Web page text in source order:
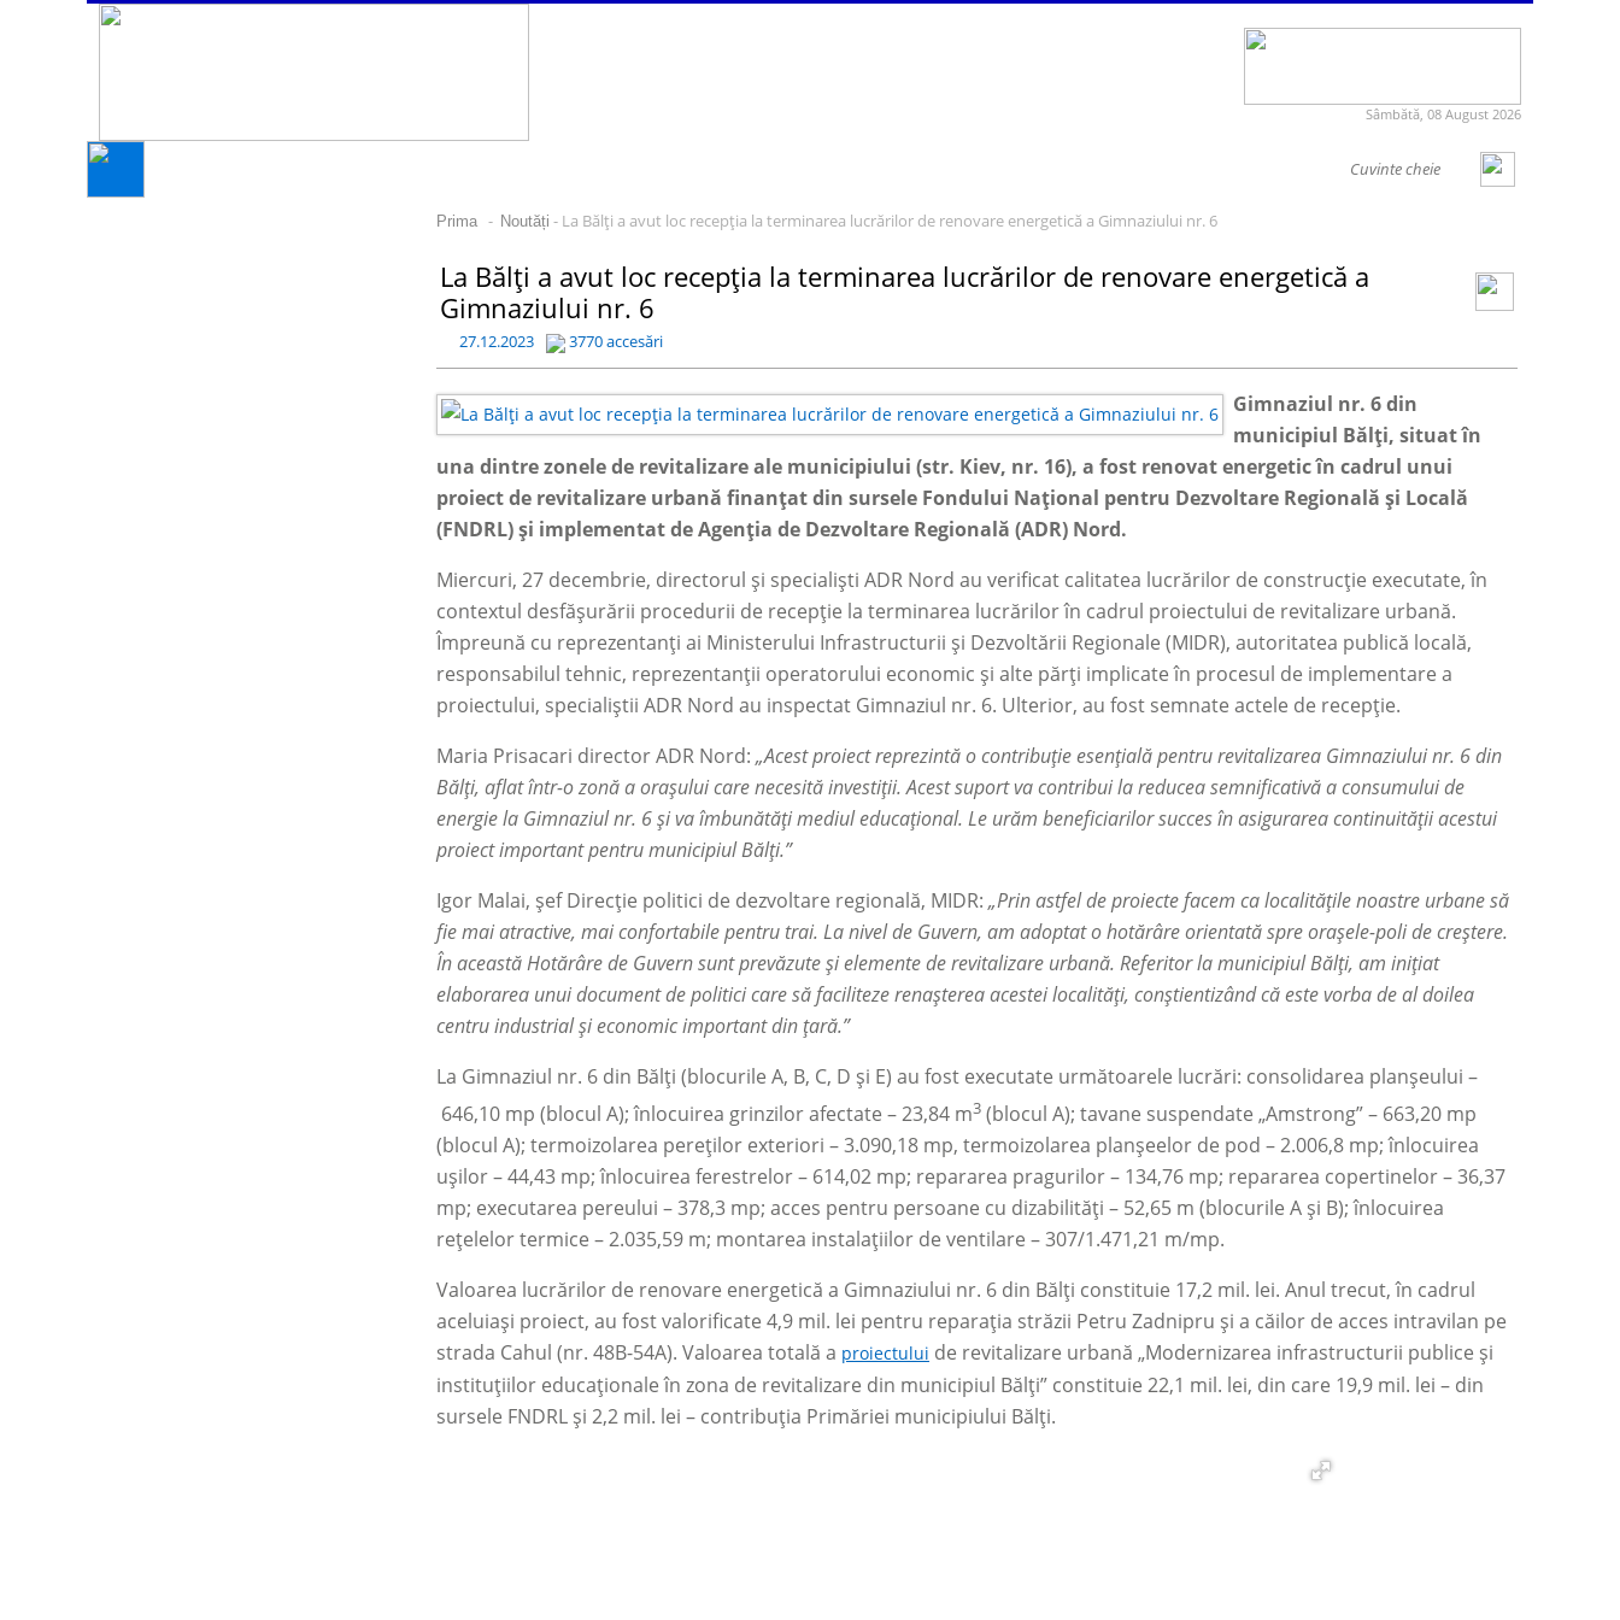
Sâmbătă, 08 August 2026
Prima - Noutăți - La Bălți a avut loc recepția la terminarea lucrărilor de renovare energetică a Gimnaziului nr. 6
La Bălți a avut loc recepția la terminarea lucrărilor de renovare energetică a
Gimnaziului nr. 6
27.12.2023 3770 accesări
Gimnaziul nr. 6 din
municipiul Bălți, situat în
una dintre zonele de revitalizare ale municipiului (str. Kiev, nr. 16), a fost renovat energetic în cadrul unui
proiect de revitalizare urbană finanțat din sursele Fondului Național pentru Dezvoltare Regională și Locală
(FNDRL) și implementat de Agenția de Dezvoltare Regională (ADR) Nord.
Miercuri, 27 decembrie, directorul și specialiști ADR Nord au verificat calitatea lucrărilor de construcție executate, în
contextul desfășurării procedurii de recepție la terminarea lucrărilor în cadrul proiectului de revitalizare urbană.
Împreună cu reprezentanți ai Ministerului Infrastructurii și Dezvoltării Regionale (MIDR), autoritatea publică locală,
responsabilul tehnic, reprezentanții operatorului economic și alte părți implicate în procesul de implementare a
proiectului, specialiștii ADR Nord au inspectat Gimnaziul nr. 6. Ulterior, au fost semnate actele de recepție.
Maria Prisacari director ADR Nord: „Acest proiect reprezintă o contribuție esențială pentru revitalizarea Gimnaziului nr. 6 din
Bălți, aflat într-o zonă a orașului care necesită investiții. Acest suport va contribui la reducea semnificativă a consumului de
energie la Gimnaziul nr. 6 și va îmbunătăți mediul educațional. Le urăm beneficiarilor succes în asigurarea continuității acestui
proiect important pentru municipiul Bălți.”
Igor Malai, șef Direcție politici de dezvoltare regională, MIDR: „Prin astfel de proiecte facem ca localitățile noastre urbane să
fie mai atractive, mai confortabile pentru trai. La nivel de Guvern, am adoptat o hotărâre orientată spre orașele-poli de creștere.
În această Hotărâre de Guvern sunt prevăzute și elemente de revitalizare urbană. Referitor la municipiul Bălți, am inițiat
elaborarea unui document de politici care să faciliteze renașterea acestei localități, conștientizând că este vorba de al doilea
centru industrial și economic important din țară.”
La Gimnaziul nr. 6 din Bălți (blocurile A, B, C, D și E) au fost executate următoarele lucrări: consolidarea planșeului –
646,10 mp (blocul A); înlocuirea grinzilor afectate –23,84 m3 (blocul A); tavane suspendate „Amstrong”– 663,20 mp
(blocul A); termoizolarea pereților exteriori –3.090,18 mp, termoizolarea planșeelor de pod – 2.006,8 mp; înlocuirea
ușilor–44,43 mp; înlocuirea ferestrelor– 614,02 mp; repararea pragurilor– 134,76 mp; repararea copertinelor–36,37
mp; executarea pereului – 378,3 mp; acces pentru persoane cu dizabilități – 52,65 m (blocurile A și B); înlocuirea
rețelelor termice – 2.035,59 m; montarea instalațiilor de ventilare – 307/1.471,21 m/mp.
Valoarea lucrărilor de renovare energetică a Gimnaziului nr. 6 din Bălți constituie 17,2 mil. lei. Anul trecut, în cadrul
aceluiași proiect, au fost valorificate 4,9 mil. lei pentru reparația străzii Petru Zadnipru și a căilor de acces intravilan pe
strada Cahul (nr. 48B-54A). Valoarea totală a proiectului de revitalizare urbană „Modernizarea infrastructurii publice și
instituțiilor educaționale în zona de revitalizare din municipiul Bălți” constituie 22,1 mil. lei, din care 19,9 mil. lei – din
sursele FNDRL și 2,2 mil. lei – contribuția Primăriei municipiului Bălți.